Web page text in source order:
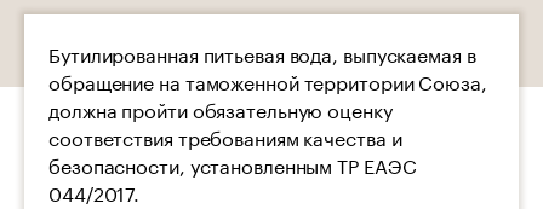
Бутилированная питьевая вода, выпускаемая в
обращение на таможенной территории Союза,
должна пройти обязательную оценку
соответствия требованиям качества и
безопасности, установленным ТР ЕАЭС
044/2017.